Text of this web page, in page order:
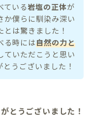
ている岩塩の正体が
か僕らに馴染み深い
とは驚きました！
る時には自然の力と
ていただこうと思い
うございました！
とうございました！